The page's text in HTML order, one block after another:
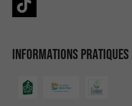
Informations pratiques